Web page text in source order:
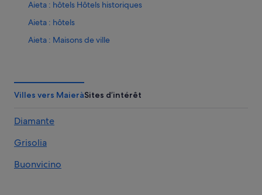
Aieta : hôtels Hôtels historiques
Aieta : hôtels
Aieta : Maisons de ville
Aieta : Complexes hôteliers
Altomonte : hôtels Hôtels d’affaires
Altomonte : hôtels Hôtels avec restaurant
Altomonte : hôtels
Villes vers MaieràSites d’intérêt
Diamante
Grisolia
Buonvicino